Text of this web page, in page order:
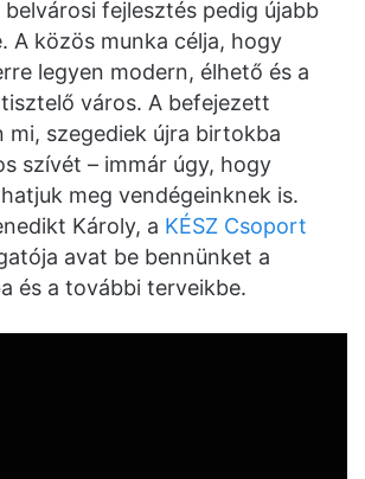
fejlesztés pedig újabb
A közös munka célja, hogy
legyen modern, élhető és a
város. A befejezett
mi, szegediek újra birtokba
szívét – immár úgy, hogy
meg vendégeinknek is.
Károly, a KÉSZ Csoport
avat be bennünket a
és a további terveikbe.